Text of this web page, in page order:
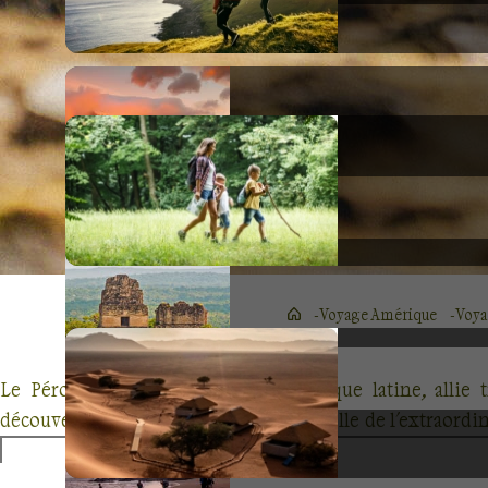
Voyage Amérique
Le Pérou, incontournable de l’Amérique latine,
découvertes archéologiques, comme celle de
l’habitant, et desrandonnéesplus ou moins sportives.